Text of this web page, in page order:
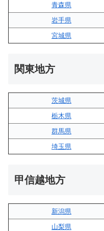
青森県
岩手県
宮城県
関東地方
茨城県
栃木県
群馬県
埼玉県
甲信越地方
新潟県
山梨県